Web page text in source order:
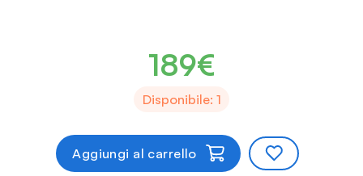
189€
Disponibile: 1
Aggiungi al carrello